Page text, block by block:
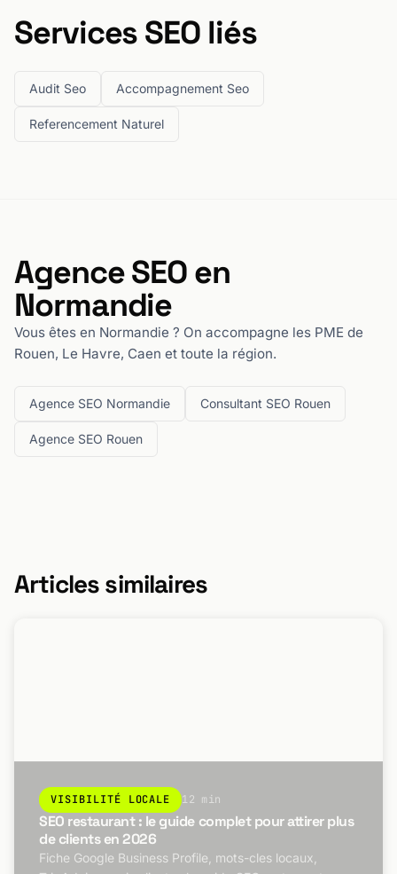
Services SEO liés
Audit Seo Accompagnement Seo
Referencement Naturel
Agence SEO en
Normandie
Vous êtes en Normandie ? On accompagne les PME de
Rouen, Le Havre, Caen et toute la région.
Agence SEO Normandie Consultant SEO Rouen
Agence SEO Rouen
Articles similaires
VISIBILITÉ LOCALE 12 min
SEO restaurant : le guide complet pour attirer plus
de clients en 2026
Fiche Google Business Profile, mots-cles locaux,